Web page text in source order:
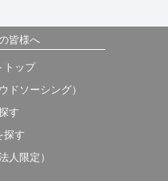
皆様へ
トップ
ドソーシング）
す
探す
人限定）